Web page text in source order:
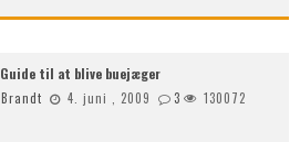
til at blive buejæger
4. juni , 2009 3 130072